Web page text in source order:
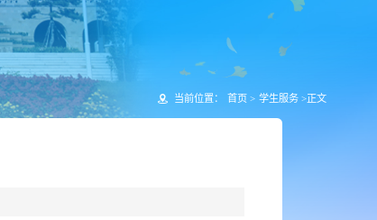
当前位置： 首页 > 学生服务 >正文